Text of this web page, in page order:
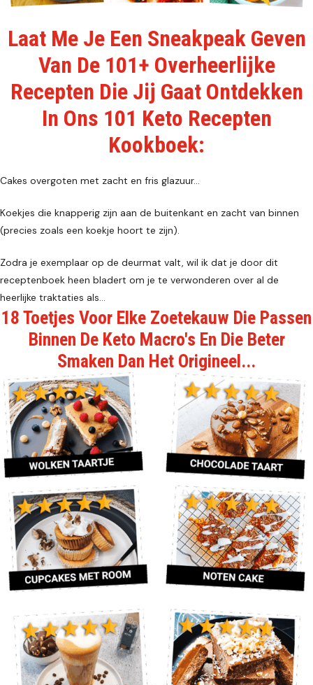
Laat Me Je Een Sneakpeak Geven
Van De 101+ Overheerlijke
Recepten Die Jij Gaat Ontdekken
In Ons 101 Keto Recepten
Kookboek:
Cakes overgoten met zacht en fris glazuur…
Koekjes die knapperig zijn aan de buitenkant en zacht van binnen
(precies zoals een koekje hoort te zijn).
Zodra je exemplaar op de deurmat valt, wil ik dat je door dit
receptenboek heen bladert om je te verwonderen over al de
heerlijke traktaties als…
18 Toetjes Voor Elke Zoetekauw Die Passen
Binnen De Keto Macro's En Die Beter
Smaken Dan Het Origineel...